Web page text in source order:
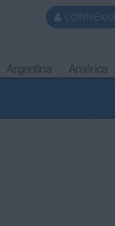
Argentina América